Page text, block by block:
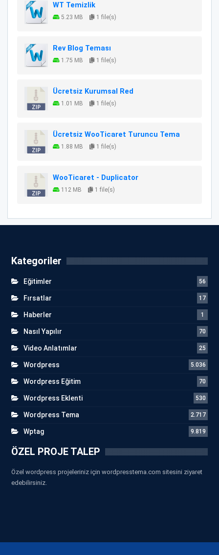
WT Temizlik
5.23 MB 1 file(s)
Rev Blog Teması
1.75 MB 1 file(s)
Ücretsiz Kurumsal Red
1.01 MB 1 file(s)
Ücretsiz WooTicaret Turuncu Tema
1.88 MB 1 file(s)
WooTicaret - Duplicator
112 MB 1 file(s)
Kategoriler
Eğitimler 56
Fırsatlar 17
Haberler 1
Nasıl Yapılır 70
Video Anlatımlar 25
Wordpress 5.036
Wordpress Eğitim 70
Wordpress Eklenti 530
Wordpress Tema 2.717
Wptag 9.819
ÖZEL PROJE TALEP
Özel wordpress projeleriniz için wordpresstema.com sitesini ziyaret
edebilirsiniz.